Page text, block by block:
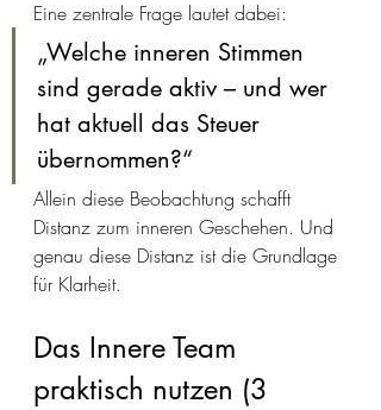
Eine zentrale Frage lautet dabei:
„Welche inneren Stimmen
sind gerade aktiv – und wer
hat aktuell das Steuer
übernommen?“
Allein diese Beobachtung schafft
Distanz zum inneren Geschehen. Und
genau diese Distanz ist die Grundlage
für Klarheit.
Das Innere Team
praktisch nutzen (3